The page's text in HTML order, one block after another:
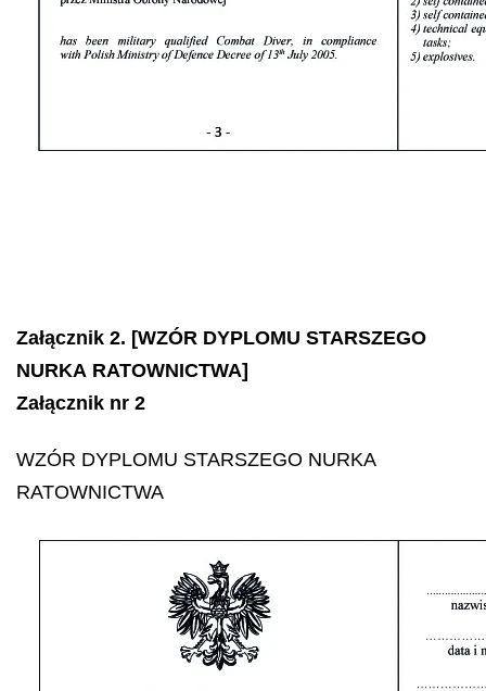
Załącznik 2. [WZÓR DYPLOMU STARSZEGO
NURKA RATOWNICTWA]
Załącznik nr 2
WZÓR DYPLOMU STARSZEGO NURKA
RATOWNICTWA